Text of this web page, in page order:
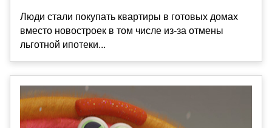
Люди стали покупать квартиры в готовых домах
вместо новостроек в том числе из-за отмены
льготной ипотеки...